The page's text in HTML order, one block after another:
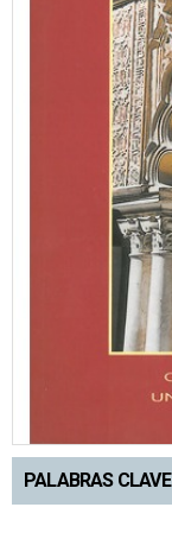
PALABRAS CLAVE